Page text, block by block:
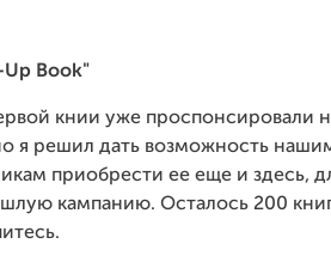
Up Book"
книи уже проспонсировали
я решил дать возможность
приобрести ее еще и здесь,
кампанию. Осталось 200